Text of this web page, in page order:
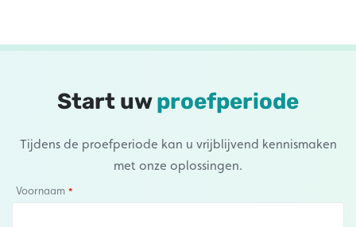
Start uwproefperiode
Tijdens de proefperiode kan u vrijblijvend kennismaken
met onze oplossingen.
Voornaam